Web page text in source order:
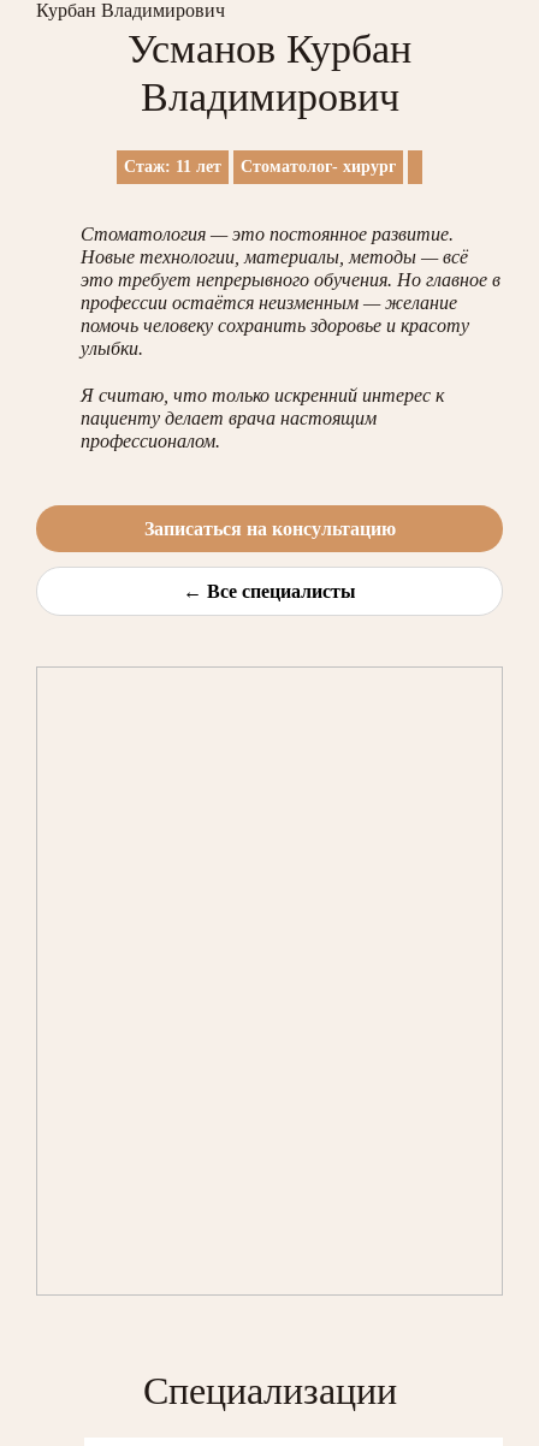
Курбан Владимирович
Усманов Курбан
Владимирович
Стаж: 11 лет Стоматолог- хирург
Стоматология — это постоянное развитие.
Новые технологии, материалы, методы — всё
это требует непрерывного обучения. Но главное в
профессии остаётся неизменным — желание
помочь человеку сохранить здоровье и красоту
улыбки.
Я считаю, что только искренний интерес к
пациенту делает врача настоящим
профессионалом.
Записаться на консультацию
← Все специалисты
Специализации